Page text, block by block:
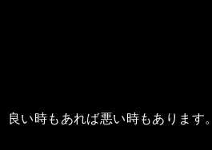
良い時もあれば悪い時もあります。